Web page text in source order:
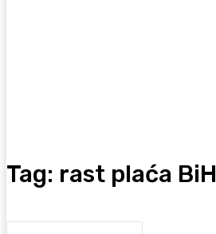
Tag: rast plaća BiH